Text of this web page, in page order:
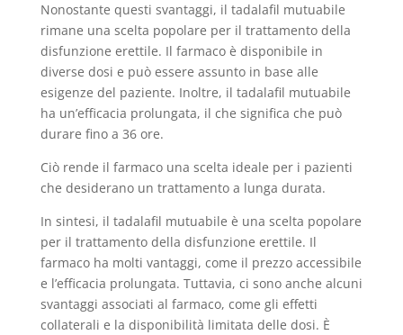
Nonostante questi svantaggi, il tadalafil mutuabile
rimane una scelta popolare per il trattamento della
disfunzione erettile. Il farmaco è disponibile in
diverse dosi e può essere assunto in base alle
esigenze del paziente. Inoltre, il tadalafil mutuabile
ha un’efficacia prolungata, il che significa che può
durare fino a 36 ore.
Ciò rende il farmaco una scelta ideale per i pazienti
che desiderano un trattamento a lunga durata.
In sintesi, il tadalafil mutuabile è una scelta popolare
per il trattamento della disfunzione erettile. Il
farmaco ha molti vantaggi, come il prezzo accessibile
e l’efficacia prolungata. Tuttavia, ci sono anche alcuni
svantaggi associati al farmaco, come gli effetti
collaterali e la disponibilità limitata delle dosi. È